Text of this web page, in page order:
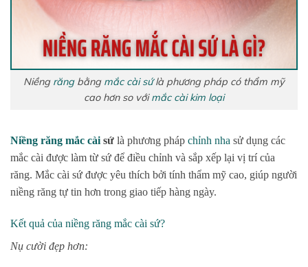
Niềng răngbằng mắc cài sứlà phương pháp có thẩm mỹ
cao hơn so vớimắc cài kim loại
Niềng răng mắc cài sứ là phương pháp chỉnh nha sử dụng các
mắc cài được làm từ sứ để điều chỉnh và sắp xếp lại vị trí của
răng. Mắc cài sứ được yêu thích bởi tính thẩm mỹ cao, giúp người
niềng răng tự tin hơn trong giao tiếp hàng ngày.
Kết quả của niềng răng mắc cài sứ?
Nụ cười đẹp hơn: